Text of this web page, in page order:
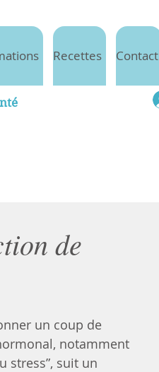
Recettes Contact
de
un coup de
notamment
stress”, suit un